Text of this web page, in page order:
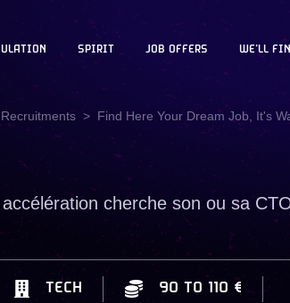
SPIRIT JOB OFFERS WE'LL
Find Here Your Dream Job, It's
cherche son ou sa
TECH 90 TO 110 €